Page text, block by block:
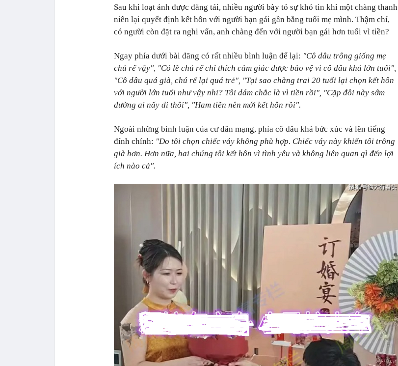
Sau khi loạt ảnh được đăng tải, nhiều người bày tỏ sự khó tin khi một chàng thanh
niên lại quyết định kết hôn với người bạn gái gần bằng tuổi mẹ mình. Thậm chí,
có người còn đặt ra nghi vấn, anh chàng đến với người bạn gái hơn tuổi vì tiền?
Ngay phía dưới bài đăng có rất nhiều bình luận để lại: "Cô dâu trông giống mẹ
chú rể vậy", "Có lẽ chú rể chỉ thích cảm giác được bảo vệ vì cô dâu khá lớn tuổi",
"Cô dâu quá già, chú rể lại quá trẻ", "Tại sao chàng trai 20 tuổi lại chọn kết hôn
với người lớn tuổi như vậy nhỉ? Tôi dám chắc là vì tiền rồi", "Cặp đôi này sớm
đường ai nấy đi thôi", "Ham tiền nên mới kết hôn rồi".
Ngoài những bình luận của cư dân mạng, phía cô dâu khá bức xúc và lên tiếng
đính chính: "Do tôi chọn chiếc váy không phù hợp. Chiếc váy này khiến tôi trông
già hơn. Hơn nữa, hai chúng tôi kết hôn vì tình yêu và không liên quan gì đến lợi
ích nào cả".